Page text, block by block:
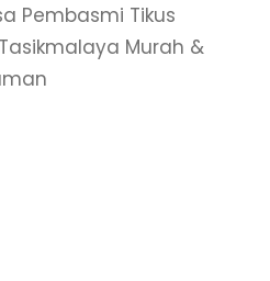
Pembasmi Tikus
Murah &